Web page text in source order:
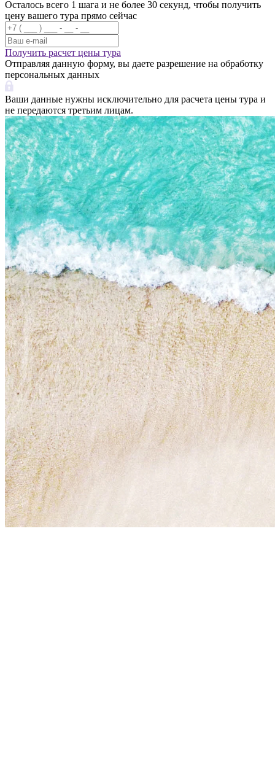
Осталось всего 1 шага и не более 30 секунд, чтобы получить
цену вашего тура прямо сейчас
Получить расчет цены тура
Отправляя данную форму, вы даете разрешение на обработку
персональных данных
Ваши данные нужны исключительно для расчета цены тура и
не передаются третьим лицам.